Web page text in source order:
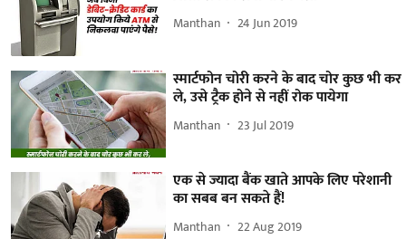
Manthan 24 Jun 2019
स्मार्टफोन चोरी करने के बाद चोर कुछ भी कर
ले, उसे ट्रैक होने से नहीं रोक पायेगा
Manthan 23 Jul 2019
एक से ज्यादा बैंक खाते आपके लिए परेशानी
का सबब बन सकते हैं!
Manthan 22 Aug 2019